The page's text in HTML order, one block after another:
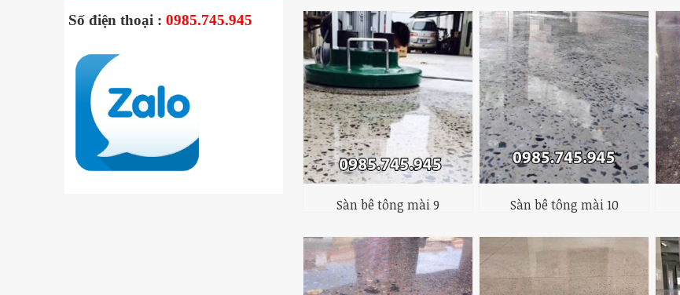
Số điện thoại :0985.745.945
Sàn bê tông mài 9 Sàn bê tông mài 10